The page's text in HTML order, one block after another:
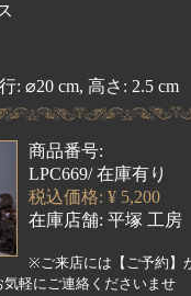
: ⌀20 cm, 高さ: 2.5 cm
商品番号:
LPC669/ 在庫有り
税込価格: ¥ 5,200
在庫店舗: 平塚 工房
※ご来店には【ご予約】
軽にご連絡くださいませ